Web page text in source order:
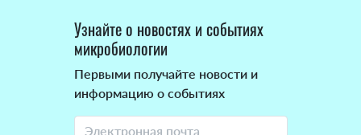
Узнайте о новостях и событиях
микробиологии
Первыми получайте новости и
информацию о событиях